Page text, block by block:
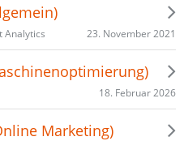
Analytics 23. November 2021
18. Februar 2026
Marketing)